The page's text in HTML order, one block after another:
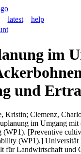
latest
help
im
und
Kristin; Clemenz,
im Umgang
(WP1). [Preventive
(WP1).]
für Landwirtschaft